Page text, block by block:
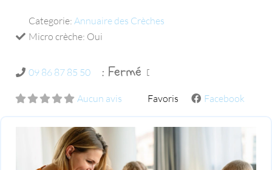
Categorie: Annuaire des Crèches
Micro crèche: Oui
09 86 87 85 50 : Fermé
Aucun avis Favoris Facebook